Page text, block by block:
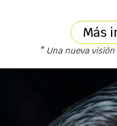
Más
* Una nueva